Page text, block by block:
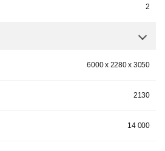
2
6000 x 2280 x 3050
2130
14 000